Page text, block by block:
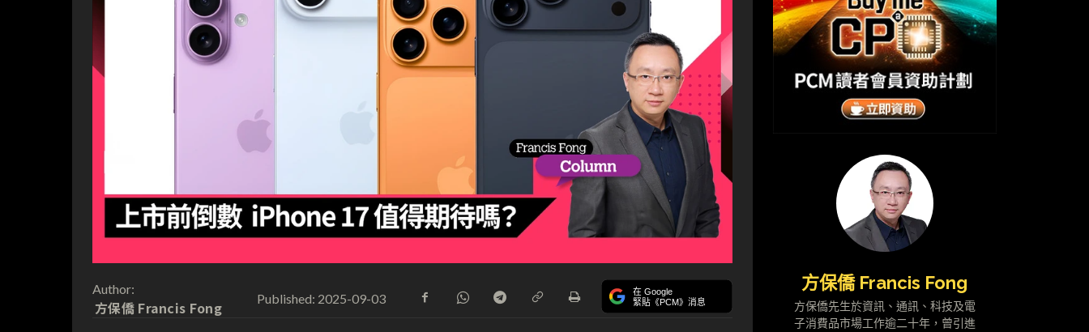
Author:
方保僑 Francis Fong Published: 2025-09-03 在 Google
緊貼《PCM》消息
方保僑 Francis Fong
方保僑先生於資訊、通訊、科技及電
子消費品市場工作逾二十年，曾引進